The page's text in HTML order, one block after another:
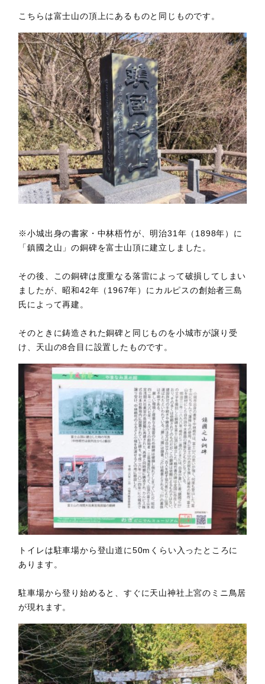
こちらは富士山の頂上にあるものと同じものです。
※小城出身の書家・中林梧竹が、明治31年（1898年）に
「鎮國之山」の銅碑を富士山頂に建立しました。
その後、この銅碑は度重なる落雷によって破損してしまい
ましたが、昭和42年（1967年）にカルピスの創始者三島
氏によって再建。
そのときに鋳造された銅碑と同じものを小城市が譲り受
け、天山の8合目に設置したものです。
トイレは駐車場から登山道に50mくらい入ったところに
あります。
駐車場から登り始めると、すぐに天山神社上宮のミニ鳥居
が現れます。